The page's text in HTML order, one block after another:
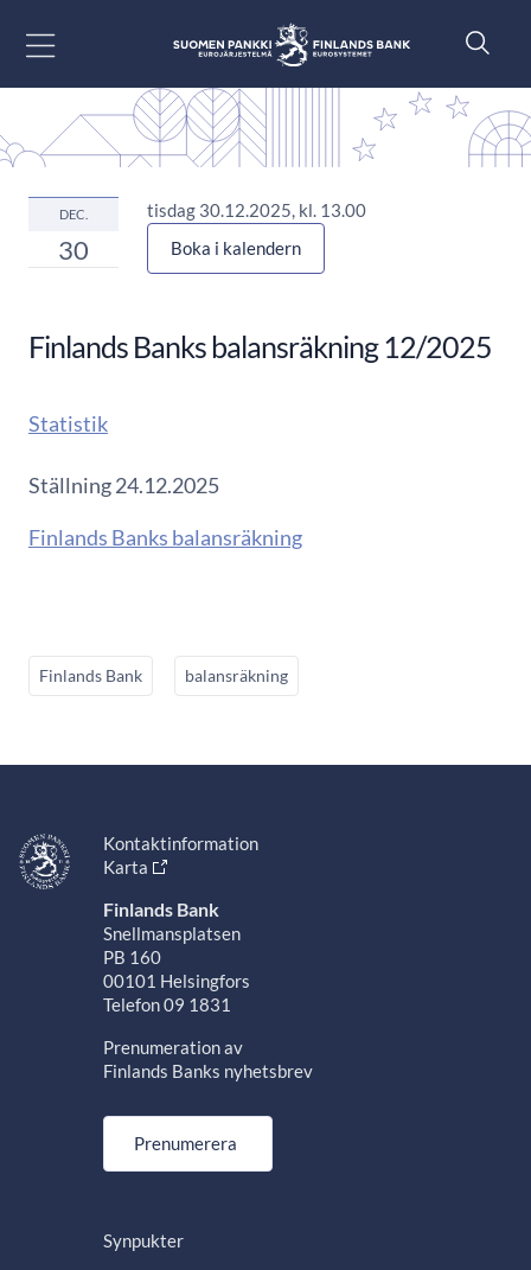
DEC.
30
tisdag 30.12.2025, kl. 13.00
Boka i kalendern
Finlands Banks balansräkning 12/2025
Statistik
Ställning 24.12.2025
Finlands Banks balansräkning
Finlands Bank balansräkning
Kontaktinformation
Karta
Finlands Bank
Snellmansplatsen
PB 160
00101 Helsingfors
Telefon 09 1831
Prenumeration av
Finlands Banks nyhetsbrev
Prenumerera
Synpukter